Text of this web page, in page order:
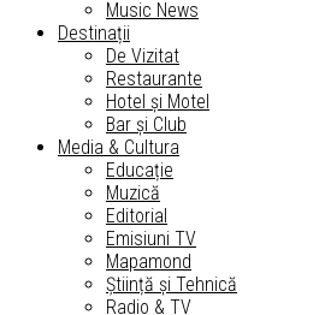
Music News
Destinații
De Vizitat
Restaurante
Hotel și Motel
Bar și Club
Media & Cultura
Educație
Muzică
Editorial
Emisiuni TV
Mapamond
Știință și Tehnică
Radio & TV